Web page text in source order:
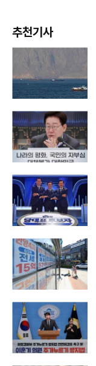
추천기사